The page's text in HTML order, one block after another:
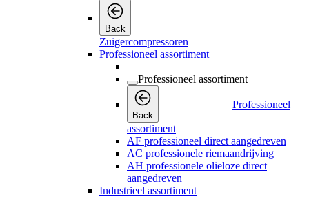
Back
Zuigercompressoren
Professioneel assortiment
Professioneel assortiment
Back
Professioneel
assortiment
AF professioneel direct aangedreven
AC professionele riemaandrijving
AH professionele olieloze direct
aangedreven
Industrieel assortiment